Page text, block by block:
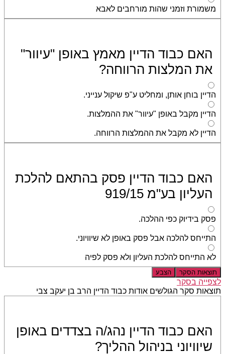
משמורת וזמני שהות מורחבים לאבא
האם כבוד הדיין מאמץ באופן "עיוור"
את המלצות הרווחה?
הדיין בוחן אותן, ומחליט ע"פ שיקול ענייני.
הדיין מקבל באופן "עיוור" את ההמלצות.
הדיין לא מקבל את ההמלצות הרווחה.
האם כבוד הדיין פסק בהתאם להלכת
העליון בע"מ 919/15
פסק בידיוק כפי ההלכה.
התייחס להלכה אבל פסק באופן לא שיוויוני.
לא התייחס להלכת העליון ולא פסק לפיה
תוצאות הסקר הצבע
לצפייה בסקר
תוצאות סקר הגולשים אודות כבוד הדיין הרב בן יעקב צבי
האם כבוד הדיין נהג/ה בצדדים באופן
שיוויוני בניהול ההליך?